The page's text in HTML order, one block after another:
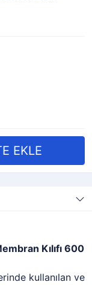
Kılıfı 600
kullanılan ve